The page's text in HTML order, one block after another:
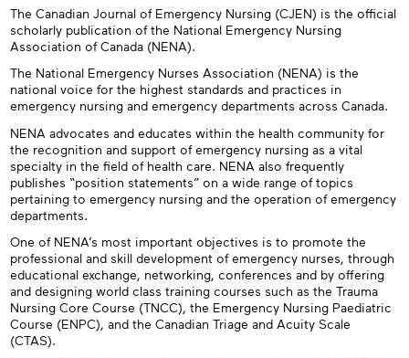
The Canadian Journal of Emergency Nursing (CJEN) is the official
scholarly publication of the National Emergency Nursing
Association of Canada (NENA).
The National Emergency Nurses Association (NENA) is the
national voice for the highest standards and practices in
emergency nursing and emergency departments across Canada.
NENA advocates and educates within the health community for
the recognition and support of emergency nursing as a vital
specialty in the field of health care. NENA also frequently
publishes “position statements” on a wide range of topics
pertaining to emergency nursing and the operation of emergency
departments.
One of NENA’s most important objectives is to promote the
professional and skill development of emergency nurses, through
educational exchange, networking, conferences and by offering
and designing world class training courses such as the Trauma
Nursing Core Course (TNCC), the Emergency Nursing Paediatric
Course (ENPC), and the Canadian Triage and Acuity Scale
(CTAS).